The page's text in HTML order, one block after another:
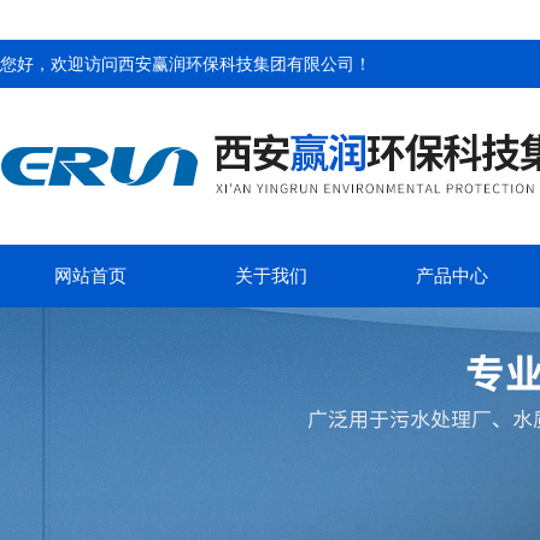
您好，欢迎访问西安赢润环保科技集团有限公司 ！
网站首页 关于我们 产品中心